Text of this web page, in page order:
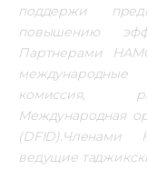
поддержи
повышению
Партнерами
международные
комиссия,
Международная
(DFID).Членами
ведущие